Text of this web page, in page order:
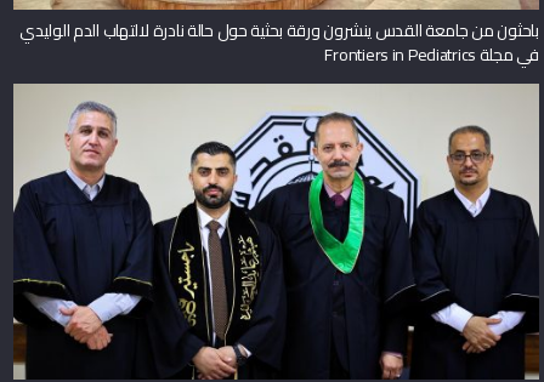
باحثون من جامعة القدس ينشرون ورقة بحثية حول حالة نادرة لالتهاب الدم الوليدي
في مجلة Frontiers in Pediatrics